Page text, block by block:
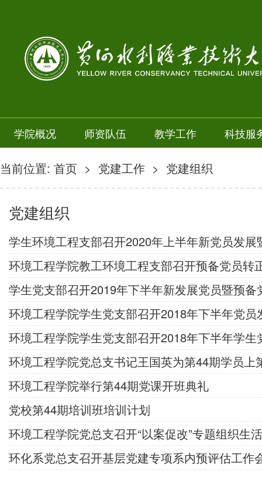
学院概况 师资队伍 教学工作 科技服
当前位置: 首页 > 党建工作 > 党建组织
党建组织
学生环境工程支部召开2020年上半年新党员发
环境工程学院教工环境工程支部召开预备党员转
学生党支部召开2019年下半年新发展党员暨预备
环境工程学院学生党支部召开2018年下半年党员
环境工程学院学生党支部召开2018年下半年学生
环境工程学院党总支书记王国英为第44期学员上
环境工程学院举行第44期党课开班典礼
党校第44期培训班培训计划
环境工程学院党总支召开“以案促改”专题组织生
环化系党总支召开基层党建专项系内预评估工作